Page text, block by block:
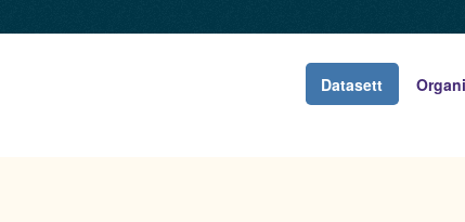
Datasett